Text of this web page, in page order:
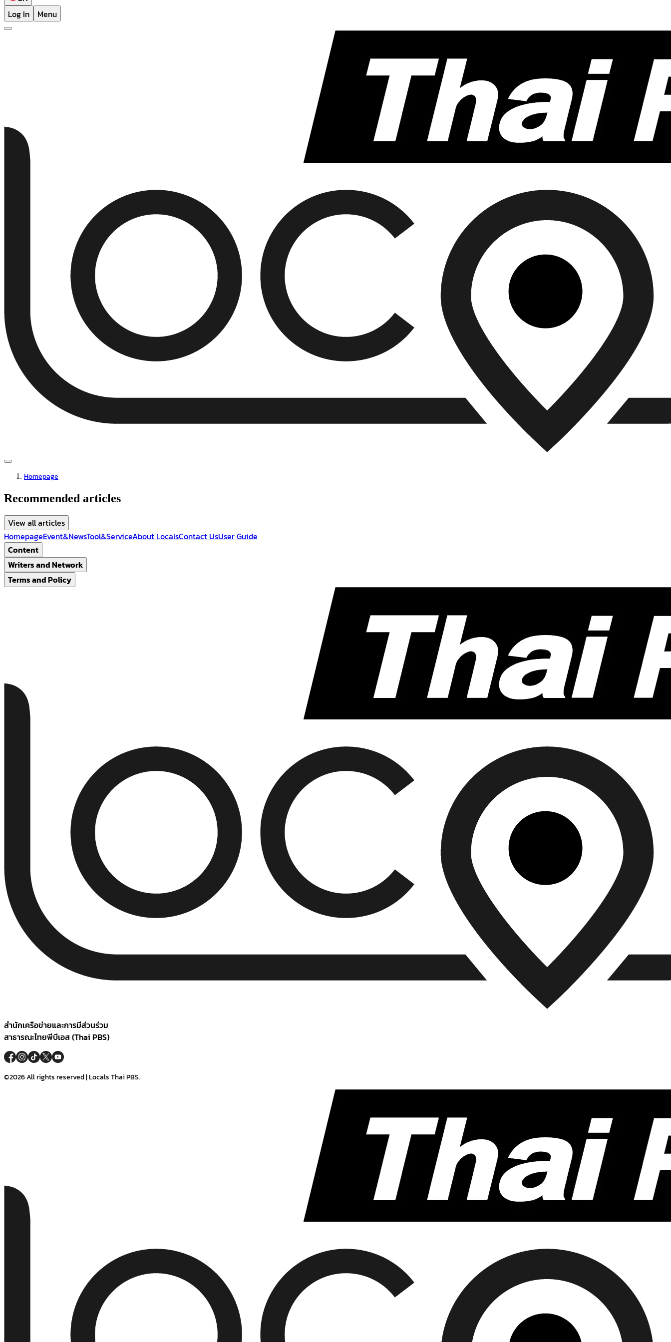
Log In
Menu
Homepage
Recommended articles
View all articles
HomepageEvent&NewsTool&ServiceAbout LocalsContact UsUser Guide
Content
Writers and Network
Terms and Policy
สำนักเครือข่ายและการมีส่วนร่วม
สาธารณะไทยพีบีเอส (Thai PBS)
©2026 All rights reserved | Locals Thai PBS.